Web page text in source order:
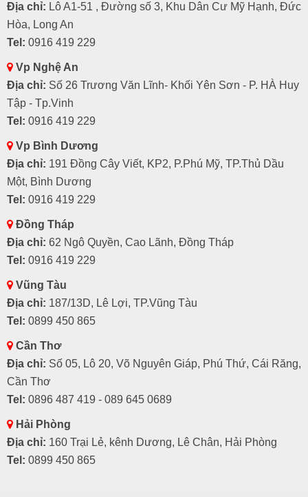
Địa chỉ: Lô A1-51 , Đường số 3, Khu Dân Cư Mỹ Hạnh, Đức
Hòa, Long An
Tel: 0916 419 229
Vp Nghệ An
Địa chỉ: Số 26 Trương Văn Lĩnh- Khối Yên Sơn - P. HÀ Huy
Tập - Tp.Vinh
Tel: 0916 419 229
Vp Bình Dương
Địa chỉ: 191 Đồng Cây Viết, KP2, P.Phú Mỹ, TP.Thủ Dầu
Một, Bình Dương
Tel: 0916 419 229
Đồng Tháp
Địa chỉ: 62 Ngô Quyền, Cao Lãnh, Đồng Tháp
Tel: 0916 419 229
Vũng Tàu
Địa chỉ: 187/13D, Lê Lợi, TP.Vũng Tàu
Tel: 0899 450 865
Cần Thơ
Địa chỉ: Số 05, Lô 20, Võ Nguyên Giáp, Phú Thứ, Cái Răng,
Cần Thơ
Tel: 0896 487 419 - 089 645 0689
Hải Phòng
Địa chỉ: 160 Trại Lẻ, kênh Dương, Lê Chân, Hải Phòng
Tel: 0899 450 865